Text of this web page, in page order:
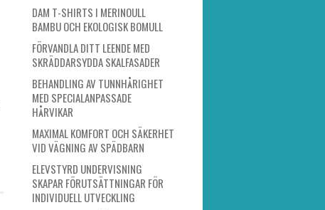
DAM T-SHIRTS I MERINOULL
BAMBU OCH EKOLOGISK BOMULL
FÖRVANDLA DITT LEENDE MED
SKRÄDDARSYDDA SKALFASADER
BEHANDLING AV TUNNHÅRIGHET
MED SPECIALANPASSADE
HÅRVIKAR
MAXIMAL KOMFORT OCH SÄKERHET
VID VÄGNING AV SPÄDBARN
ELEVSTYRD UNDERVISNING
SKAPAR FÖRUTSÄTTNINGAR FÖR
INDIVIDUELL UTVECKLING